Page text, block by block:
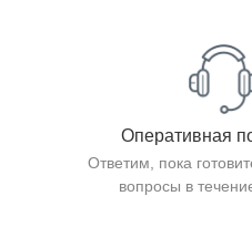
Оперативная
Ответим, пока
вопросы в